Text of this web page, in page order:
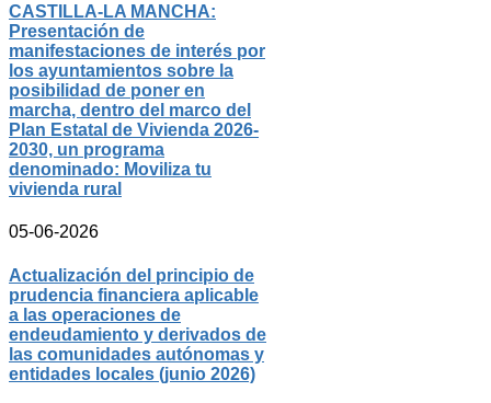
CASTILLA-LA MANCHA:
Presentación de
manifestaciones de interés por
los ayuntamientos sobre la
posibilidad de poner en
marcha, dentro del marco del
Plan Estatal de Vivienda 2026-
2030, un programa
denominado: Moviliza tu
vivienda rural
05-06-2026
Actualización del principio de
prudencia financiera aplicable
a las operaciones de
endeudamiento y derivados de
las comunidades autónomas y
entidades locales (junio 2026)